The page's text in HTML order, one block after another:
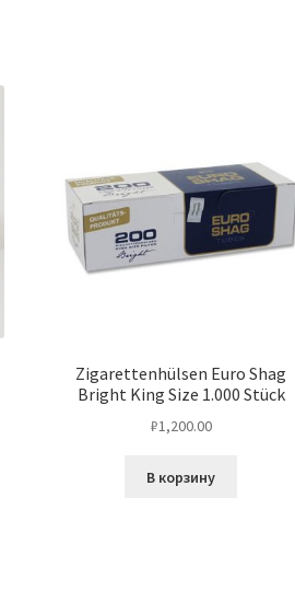
Zigarettenhülsen Euro Shag
Bright King Size 1.000 Stück
₽1,200.00
В корзину